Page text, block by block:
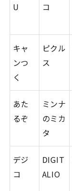
U
コ
キャ
ンつ
く
ピクル
ス
あた
るぞ
ミンナ
のミカ
タ
デジ
コ
DIGIT
ALIO